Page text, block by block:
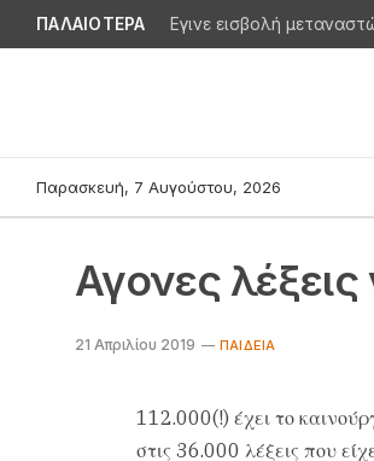
ΠΑΛΑΙΟΤΕΡΑ Εγινε εισβολή
Παρασκευή, 7 Αυγούστου, 2026
Αγονες λέξεις
21 Απριλίου 2019 ΠΑΙΔΕΊΑ
112.000(!) έχει το
στις 36.000 λέξεις που